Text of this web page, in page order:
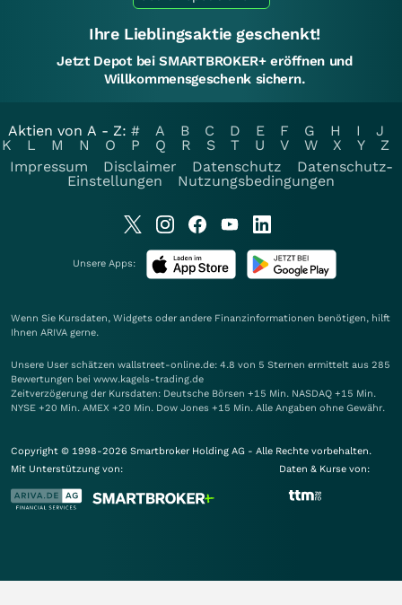
Ihre Lieblingsaktie geschenkt!
Jetzt Depot bei SMARTBROKER+ eröffnen und
Willkommensgeschenk sichern.
Aktien von A - Z: # A B C D E F G H I
J
K
L M N O P Q R S T U V W X Y
Z
Impressum
Disclaimer Datenschutz
Datenschutz-
Einstellungen
Nutzungsbedingungen
Unsere Apps:
Wenn Sie Kursdaten, Widgets oder andere Finanzinformationen benötigen, hilft
Ihnen ARIVA gerne.
Unsere User schätzen wallstreet-online.de: 4.8 von 5 Sternen ermittelt aus 285
Bewertungen bei www.kagels-trading.de
Zeitverzögerung der Kursdaten: Deutsche Börsen +15 Min. NASDAQ +15 Min.
NYSE +20 Min. AMEX +20 Min. Dow Jones +15 Min. Alle Angaben ohne Gewähr.
Copyright © 1998-2026 Smartbroker Holding AG - Alle Rechte vorbehalten.
Mit Unterstützung von:
Daten & Kurse von: